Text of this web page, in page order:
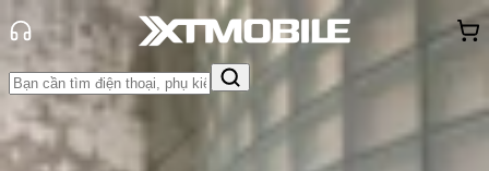
Trang chủ
Tin tức